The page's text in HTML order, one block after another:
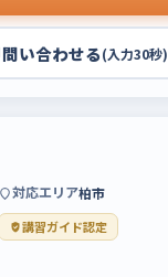
問い合わせる(入力30秒)
対応エリア柏市
講習ガイド認定